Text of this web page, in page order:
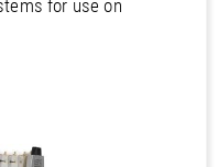
for use on